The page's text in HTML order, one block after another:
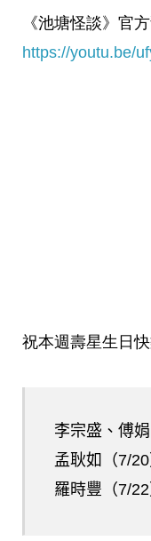
《池塘怪談》官
https://youtu.be/
祝本週壽星生日快
李宗盛、傅
孟耿如（7/
羅時豐（7/